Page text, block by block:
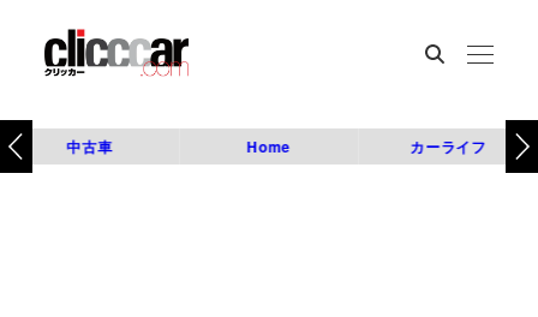
中古車 Home カーライフ